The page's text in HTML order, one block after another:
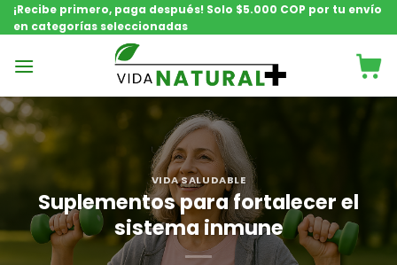
Saltar
contenido
¡Recibe primero, paga después! Solo $5.000 COP por tu envío
en categorías seleccionadas
VIDA SALUDABLE
Suplementos para fortalecer el
sistema inmune